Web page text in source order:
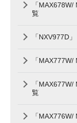
「
覧
「NXV977D
「
「
覧
「